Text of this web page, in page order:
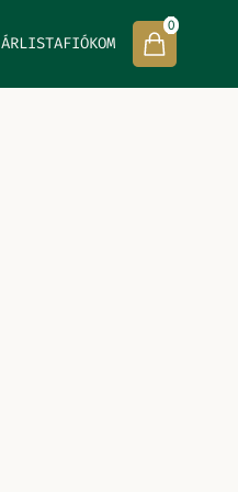
ÁRLISTAFIÓKOM
0